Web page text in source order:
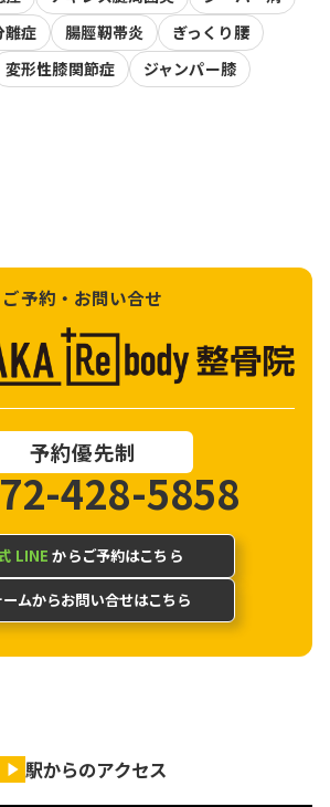
離症 腸脛靭帯炎
ぎっくり腰
変形性膝関節症
ジャンパー膝
ご予約・お問い合せ
予約優先制
428-5858
LINE からご予約はこちら
ムからお問い合せはこちら
駅からのアクセス